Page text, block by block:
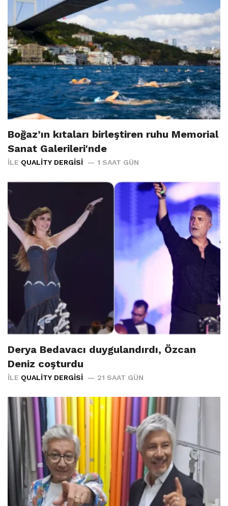
Boğaz’ın kıtaları birleştiren ruhu Memorial
Sanat Galerileri'nde
İLE QUALITY DERGISI 1 SAAT GÜN
Derya Bedavacı duygulandırdı, Özcan
Deniz coşturdu
İLE QUALITY DERGISI 21 SAAT GÜN